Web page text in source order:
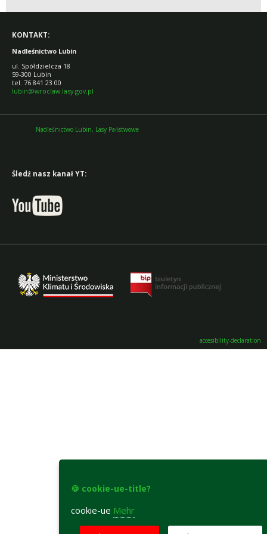
KONTAKT:
Nadleśnictwo Lubin
ul. Spółdzielcza 18
59-300 Lubin
tel. 76 841 23 00
lubin@wroclaw.lasy.gov.pl
Nadleśnictwo Lubin, Lasy Państwowe
Śledź nasz kanał YT:
accesibility-declaration
🍪 cookie-ue-title?
cookie-ue Mehr